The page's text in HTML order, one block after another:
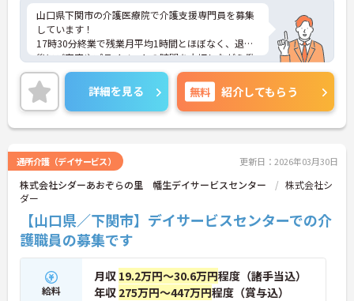
山口県下関市の介護医療院で介護支援専門員を募集
しています！
17時30分終業で残業月平均1時間とほぼなく、退勤
後にご家庭やプライベートの時間を大切しながら働
けます◎マイカー通勤が可能となっており、無料駐
車場も完備されており通勤もラクラク安心です♪土
日祝が固定休みとなっており、仕事とプライベート
の両立がしやすくなっております！
ご興味のある方は、面接のポイントをお伝えします
詳細を見る 無料 紹介してもらう
通所介護（デイサービス） 更新日：2026年03月30日
株式会社シダーあおぞらの里 幡生デイサービスセンター
株式会社シ
ダー
【山口県／下関市】デイサービスセンターでの介
護職員の募集です
給料
月収 19.2万円～30.6万円程度（諸手当込）
年収 275万円～447万円程度（賞与込）